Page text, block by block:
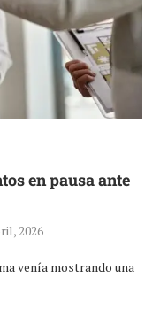
en pausa ante
2026
venía mostrando una